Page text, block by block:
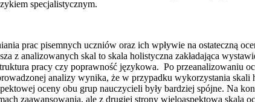
specjalistycznym.
prac pisemnych uczniów oraz ich wpływie na ostateczną
analizowanych skal to skala holistyczna zakładająca
pracy czy poprawność językowa. Po przeanalizowaniu
analizy wynika, że w przypadku wykorzystania
oceny obu grup nauczycieli były bardziej spójne. Na
zaawansowania, ale z drugiej strony wieloaspektowa skala